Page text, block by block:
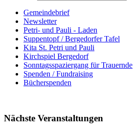
Gemeindebrief
Newsletter
Petri- und Pauli - Laden
Suppentopf / Bergedorfer Tafel
Kita St. Petri und Pauli
Kirchspiel Bergedorf
Sonntagsspaziergang für Trauernde
Spenden / Fundraising
Bücherspenden
Nächste Veranstaltungen